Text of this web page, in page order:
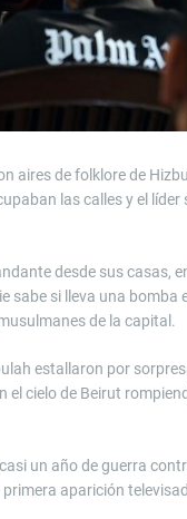
aires de folklore de
las calles y el
desde sus casas,
si lleva una bomba
de la capital.
estallaron por
cielo de Beirut
un año de guerra
aparición